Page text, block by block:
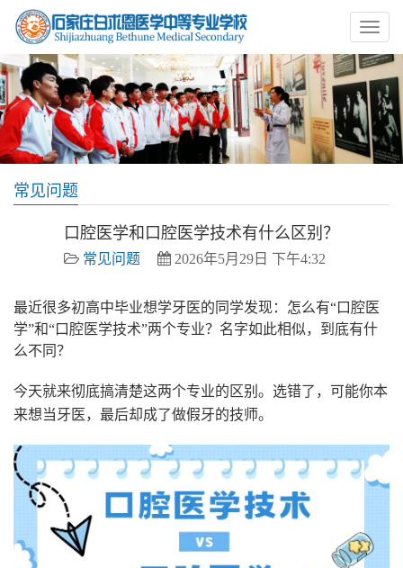
常见问题
口腔医学和口腔医学技术有什么区别？
常见问题 2026年5月29日 下午4:32
最近很多初高中毕业想学牙医的同学发现：怎么有“口腔医
学”和“口腔医学技术”两个专业？名字如此相似，到底有什
么不同？
今天就来彻底搞清楚这两个专业的区别。选错了，可能你本
来想当牙医，最后却成了做假牙的技师。